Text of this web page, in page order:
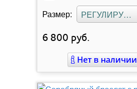
Размер: РЕГУЛИРУЕМЫЙ
6 800 руб.
Нет в наличии